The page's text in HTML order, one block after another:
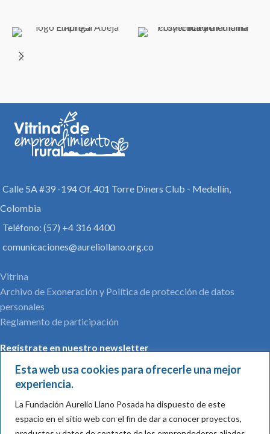
Esta web usa cookies para ofrecerle una mejor
experiencia.
La Fundación Aurelio Llano Posada ha dispuesto de este
espacio en el sitio web con el fin de dar a conocer proyectos,
Calle 5A #39 -194 Of. 401 Torre Diners Club - Medellín,
Colombia
Teléfono: (57) +4 316 4400
comunicaciones@aureliollano.org.co
Vitrina
Archivo de Exoneración y Política de protección de datos
personales
Reglamento de participación
Regístrate en nuestro newsletter
Nombre*: